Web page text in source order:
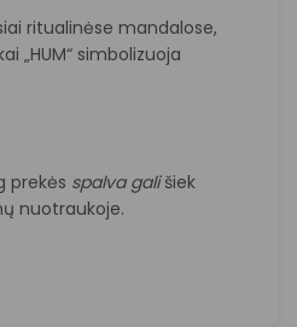
ritualinėse mandalose,
„HUM“ simbolizuoja
prekės spalva gališiek
nuotraukoje.